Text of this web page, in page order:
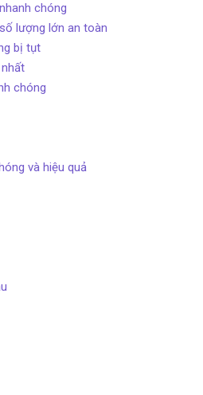
chóng
lượng lớn an toàn
bị tụt
chóng
và hiệu quả